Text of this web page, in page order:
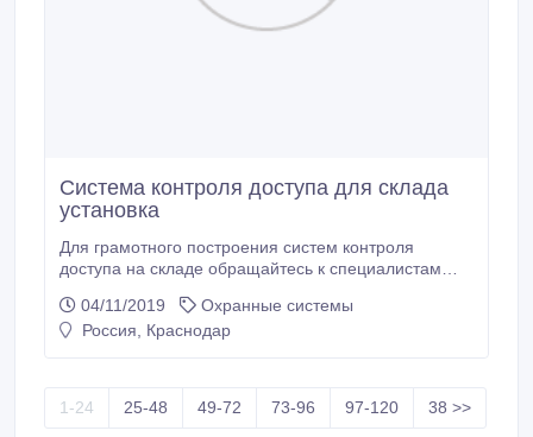
Система контроля доступа для склада
установка
Для грамотного построения систем контроля
доступа на складе обращайтесь к специалистам
особенности Вашего складского помещения,
индивидуальные требования со стороны заказчика.
погрузчиков и весов, запись архивных событий и т.
04/11/2019
Охранные системы
Россия, Краснодар
1-24 25-48 49-72 73-96 97-120 38 >>